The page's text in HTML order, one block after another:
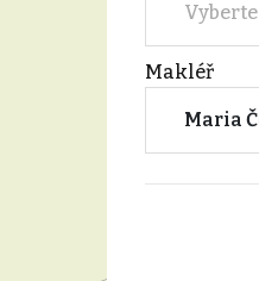
Vyberte
Makléř